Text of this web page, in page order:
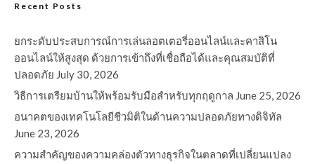
Recent Posts
ยกระดับประสบการณ์การเล่นลอตเตอรี่ออนไลน์และคาสิโน
ออนไลน์ให้สูงสุด ด้วยการเข้าถึงที่เชื่อถือได้และคุณสมบัติที่
ปลอดภัย July 30, 2026
วิธีการเตรียมบ้านให้พร้อมรับมือสำหรับทุกฤดูกาล June 25, 2026
อนาคตของเทคโนโลยีชีวมิติในด้านความปลอดภัยทางดิจิทัล
June 23, 2026
ความสำคัญของความคล่องตัวทางธุรกิจในตลาดที่เปลี่ยนแปลง